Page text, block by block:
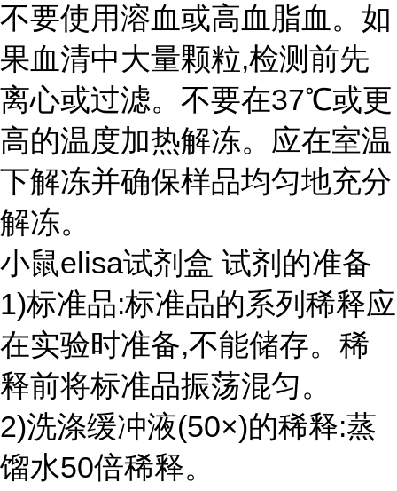
不要使用溶血或高血脂血。如
果血清中大量颗粒,检测前先
离心或过滤。不要在37℃或更
高的温度加热解冻。应在室温
下解冻并确保样品均匀地充分
解冻。
小鼠elisa试剂盒 试剂的准备
1)标准品:标准品的系列稀释应
在实验时准备,不能储存。稀
释前将标准品振荡混匀。
2)洗涤缓冲液(50×)的稀释:蒸
馏水50倍稀释。